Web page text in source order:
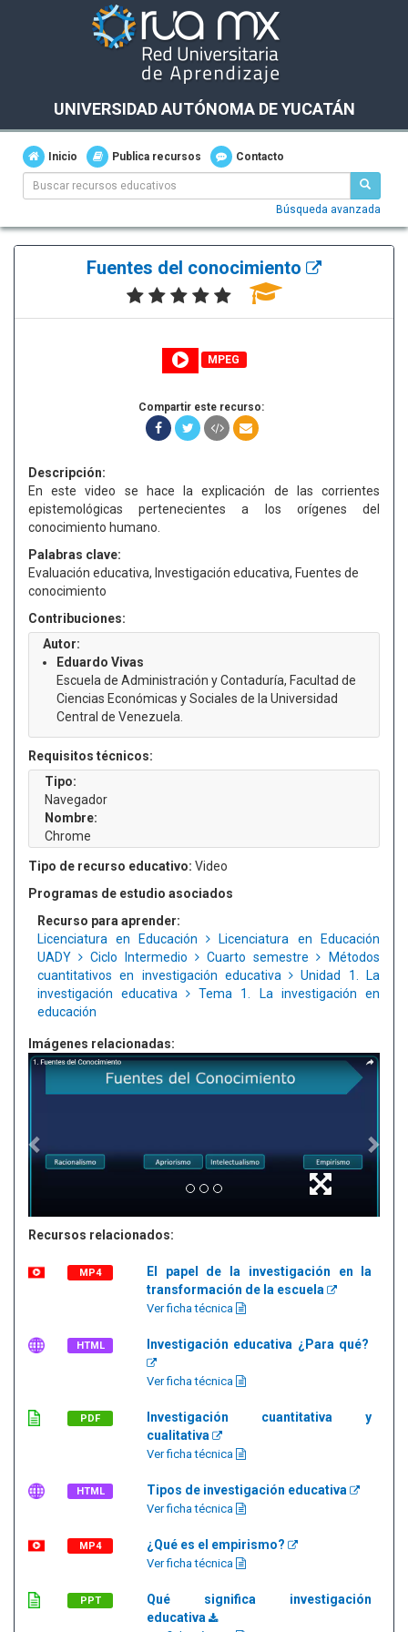
UNIVERSIDAD AUTÓNOMA DE YUCATÁN
Inicio Publica recursos Contacto
Búsqueda avanzada
Fuentes del conocimiento
MPEG
Compartir este recurso:
Descripción:
En este video se hace la explicación de las corrientes
epistemológicas pertenecientes a los orígenes del
conocimiento humano.
Palabras clave:
Evaluación educativa, Investigación educativa, Fuentes de
conocimiento
Contribuciones:
Autor:
Eduardo Vivas
Escuela de Administración y Contaduría, Facultad de
Ciencias Económicas y Sociales de la Universidad
Central de Venezuela.
Requisitos técnicos:
Tipo:
Navegador
Nombre:
Chrome
Tipo de recurso educativo: Video
Programas de estudio asociados
Recurso para aprender:
Licenciatura en Educación
Licenciatura en Educación
UADY
Ciclo Intermedio Cuarto semestre
Métodos
cuantitativos en investigación educativa
Unidad 1. La
investigación educativa
Tema 1. La investigación en
educación
Imágenes relacionadas:
Recursos relacionados:
MP4
El papel de la investigación en la
transformación de la escuela
Ver ficha técnica
HTML Investigación educativa ¿Para qué?
Ver ficha técnica
PDF
Investigación cuantitativa y
cualitativa
Ver ficha técnica
HTML Tipos de investigación educativa
Ver ficha técnica
MP4 ¿Qué es el empirismo?
Ver ficha técnica
PPT
Qué significa investigación
educativa